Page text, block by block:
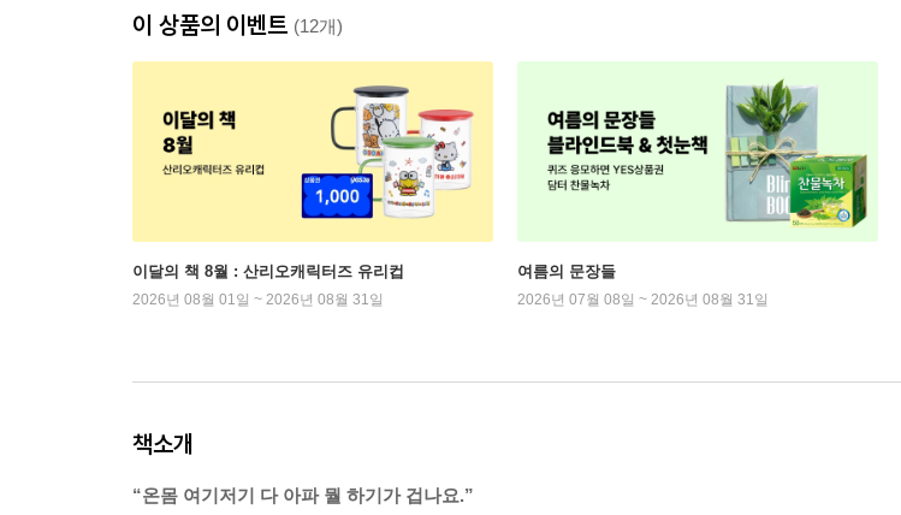
이 상품의 이벤트 (12개)
이달의 책 8월 : 산리오캐릭터즈 유리컵
2026년 08월 01일 ~ 2026년 08월 31일
여름의 문장들
2026년 07월 08일 ~ 2026년 08월 31일
책소개
“온몸 여기저기 다 아파 뭘 하기가 겁나요.”